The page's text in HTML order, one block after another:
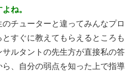
ね。
チューターと違ってみんなプロ
すぐに教えてもらえるところも
ルタントの先生方が直接私の答
、自分の弱点を知った上で指導